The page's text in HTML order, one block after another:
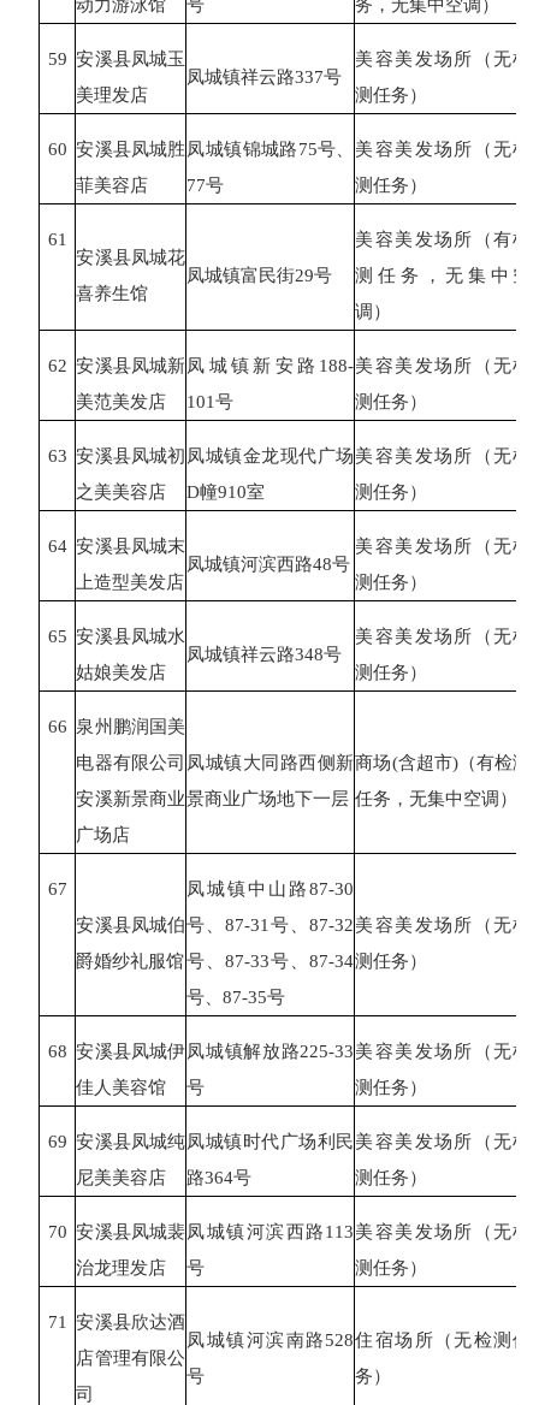
59 安溪县凤城玉
美理发店
凤城镇祥云路337号
美容美发场所（无检
测任务）
60 安溪县凤城胜
菲美容店
凤城镇锦城路75号、
77号
美容美发场所（无检
测任务）
61
安溪县凤城花
喜养生馆
凤城镇富民街29号
美容美发场所（有检
测任务，无集中空
调）
62 安溪县凤城新
美范美发店
凤城镇新安路 188-
101号
美容美发场所（无检
测任务）
63 安溪县凤城初
之美美容店
凤城镇金龙现代广场
D幢910室
美容美发场所（无检
测任务）
64 安溪县凤城末
上造型美发店
凤城镇河滨西路48号
美容美发场所（无检
测任务）
65 安溪县凤城水
姑娘美发店
凤城镇祥云路348号
美容美发场所（无检
测任务）
66 泉州鹏润国美
电器有限公司
安溪新景商业
广场店
凤城镇大同路西侧新
景商业广场地下一层
商场(含超市)（有检测
任务，无集中空调）
67
安溪县凤城伯
爵婚纱礼服馆
凤城镇中山路87-30
号、87-31号、87-32
号、87-33号、87-34
号、87-35号
美容美发场所（无检
测任务）
68 安溪县凤城伊
佳人美容馆
凤城镇解放路225-33
号
美容美发场所（无检
测任务）
69 安溪县凤城纯
尼美美容店
凤城镇时代广场利民
路364号
美容美发场所（无检
测任务）
70 安溪县凤城裴
治龙理发店
凤城镇河滨西路113
号
美容美发场所（无检
测任务）
71
安溪县欣达酒
店管理有限公
司
凤城镇河滨南路528
号
住宿场所（无检测任
务）